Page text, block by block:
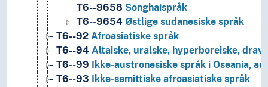
T6--9658 Songhaispråk
T6--9654 Østlige sudanesiske språk
T6--92 Afroasiatiske språk
T6--94 Altaiske, uralske, hyperboreiske,
T6--99 Ikke-austronesiske språk i Oseania,
T6--93 Ikke-semittiske afroasiatiske språk